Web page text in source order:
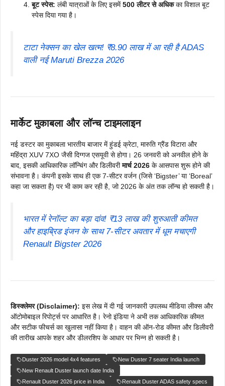
बूट स्पेस: लंबी यात्राओं के लिए इसमें500 लीटर से अधिकका विशाल बूट
स्पेस दिया गया है।
टाटा नेक्सन का खेल खत्म! ₹8.90 लाख में आ रही है ADAS
वाली नई Maruti Brezza 2026
मार्केट मुकाबला और लॉन्च टाइमलाइन
नई डस्टर का मुकाबला भारतीय बाजार में हुंडई क्रेटा, मारुति ग्रैंड विटारा और
महिंद्रा XUV 7XO जैसी दिग्गज एसयूवी से होगा। 26 जनवरी को अनवील होने के
बाद, इसकी आधिकारिक लॉन्चिंग और डिलीवरीमार्च 2026 के आसपास शुरू होने की
संभावना है। कंपनी इसके साथ ही एक 7-सीटर वर्जन (जिसे ‘Bigster’ या ‘Boreal’
कहा जा सकता है) पर भी काम कर रही है, जो 2026 के अंत तक लॉन्च हो सकती है।
भारत में रेनॉल्ट का बड़ा दांव! ₹13 लाख की शुरुआती कीमत
और हाइब्रिड इंजन के साथ 7-सीटर अवतार में धूम मचाएगी
Renault Bigster 2026
डिस्क्लेमर (Disclaimer): इस लेख में दी गई जानकारी उपलब्ध मीडिया लीक्स और
ऑटोमोबाइल रिपोर्ट्स पर आधारित है। रेनो इंडिया ने अभी तक आधिकारिक कीमत
और सटीक फीचर्स का खुलासा नहीं किया है। वाहन की ऑन-रोड कीमत और डिलीवरी
की तारीख आपके शहर और डीलरशिप के आधार पर भिन्न हो सकती है।
Duster 2026 model 4x4 features
New Duster 7 seater India launch
New Renault Duster launch date India
Renault Duster 2026 price in India
Renault Duster ADAS safety specs